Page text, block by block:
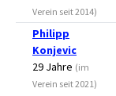
Verein seit 2014)
Philipp
Konjevic
29 Jahre (im
Verein seit 2021)